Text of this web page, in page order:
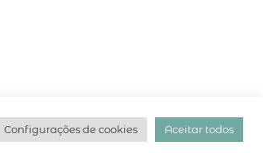
desenvolvido pelo hacklab/
Configurações de cookies Aceitar todos